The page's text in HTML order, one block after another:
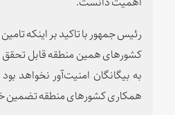
رئیس جمهور با تاکید بر اینکه
کشورهای همین منطقه قابل
به بیگانگان امنیت‌آور نخواهد
همکاری کشورهای منطقه تضمین